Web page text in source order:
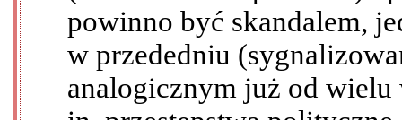
powinno być skandalem,
w przededniu
analogicznym już od